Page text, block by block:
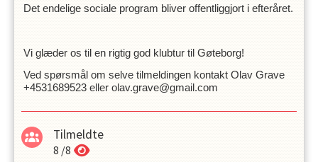
Det endelige sociale program bliver offentliggjort i efteråret.
Vi glæder os til en rigtig god klubtur til Gøteborg!
Ved spørsmål om selve tilmeldingen kontakt Olav Grave
+4531689523 eller olav.grave@gmail.com
Tilmeldte
8 /8